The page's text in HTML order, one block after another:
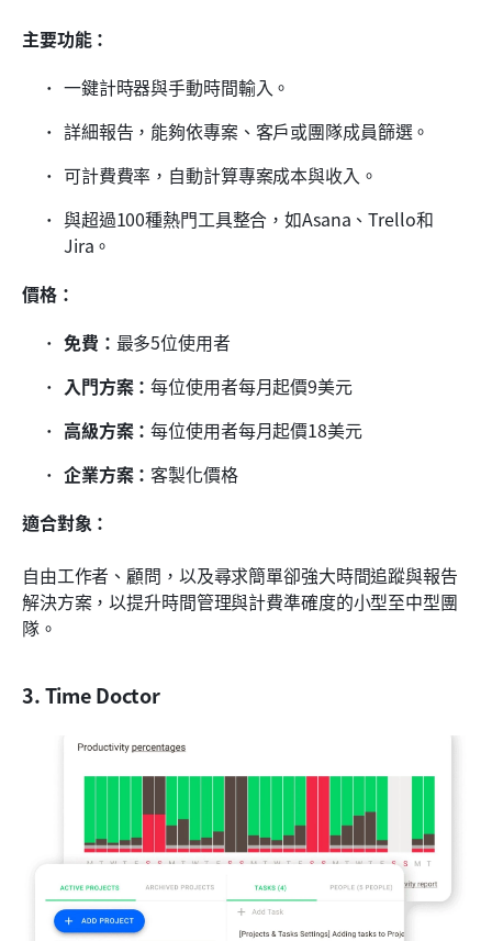
主要功能：
一鍵計時器與手動時間輸入。
詳細報告，能夠依專案、客戶或團隊成員篩選。
可計費費率，自動計算專案成本與收入。
與超過100種熱門工具整合，如Asana、Trello和
Jira。
價格：
免費： 最多5位使用者
入門方案：每位使用者每月起價9美元
高級方案：每位使用者每月起價18美元
企業方案：客製化價格
適合對象：
自由工作者、顧問，以及尋求簡單卻強大時間追蹤與報告
解決方案，以提升時間管理與計費準確度的小型至中型團
隊。
3. Time Doctor